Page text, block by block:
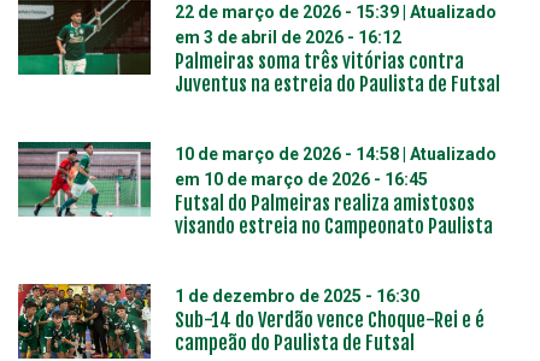
22 de março de 2026 - 15:39 | Atualizado
em 3 de abril de 2026 - 16:12
Palmeiras soma três vitórias contra
Juventus na estreia do Paulista de Futsal
10 de março de 2026 - 14:58 | Atualizado
em 10 de março de 2026 - 16:45
Futsal do Palmeiras realiza amistosos
visando estreia no Campeonato Paulista
1 de dezembro de 2025 - 16:30
Sub-14 do Verdão vence Choque-Rei e é
campeão do Paulista de Futsal